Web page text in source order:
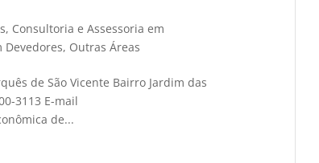
, Consultoria e Assessoria em
Devedores, Outras Áreas
de São Vicente Bairro Jardim das
3113 E-mail
de...